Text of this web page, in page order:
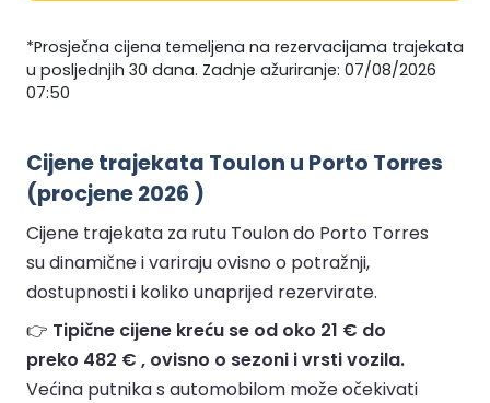
*Prosječna cijena temeljena na rezervacijama trajekata
u posljednjih 30 dana. Zadnje ažuriranje: 07/08/2026
07:50
Cijene trajekata Toulon u Porto Torres
(procjene 2026 )
Cijene trajekata za rutu Toulon do Porto Torres
su dinamične i variraju ovisno o potražnji,
dostupnosti i koliko unaprijed rezervirate.
👉 Tipične cijene kreću se od oko 21 € do
preko 482 € , ovisno o sezoni i vrsti vozila.
Većina putnika s automobilom može očekivati